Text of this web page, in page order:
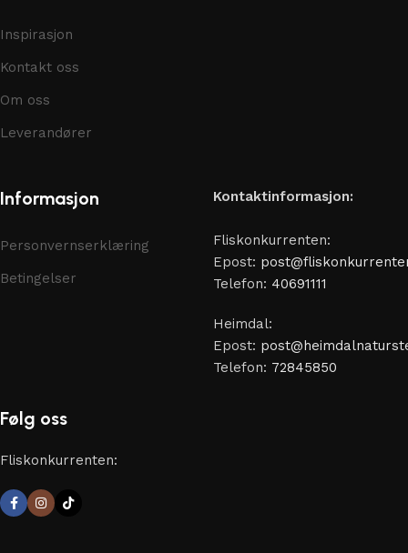
Inspirasjon
Kontakt oss
Om oss
Leverandører
Informasjon
Personvernserklæring
Betingelser
Kontaktinformasjon:
Fliskonkurrenten:
Epost:
Telefon: 40691111
Heimdal:
Epost:
Telefon: 72845850
Følg oss
Fliskonkurrenten: